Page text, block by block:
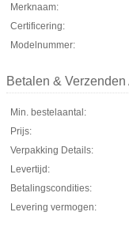
Merknaam:
Certificering:
Modelnummer:
Betalen &
Min. bestelaantal:
Prijs:
Verpakking Details:
Levertijd:
Betalingscondities:
Levering vermogen: